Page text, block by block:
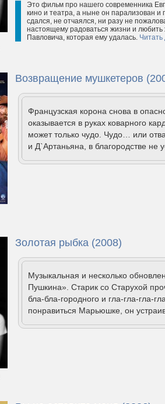
Это фильм про нашего современника
кино и театра, а ныне он парализован и
сдался, не отчаялся, ни разу не
настоящему радоваться жизни и
Павловича, которая ему удалась. Читать
Возвращение мушкетеров
Французская корона снова в
оказывается в руках коварного
может только чудо. Чудо… или
и Д`Артаньяна, в благородстве не
Золотая рыбка (2008)
Музыкальная и несколько
Пушкина». Старик со Старухой
бла-бла-городного и гла-гла-гла-
понравиться Марьюшке, он